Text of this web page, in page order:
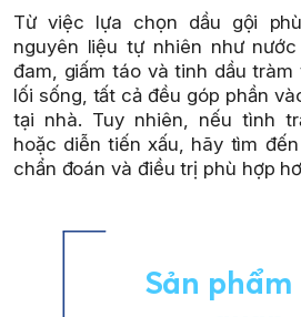
Từ việc lựa chọn dầu gội
nguyên liệu tự nhiên như
đam, giấm táo và tinh dầu
lối sống, tất cả đều góp phần
tại nhà. Tuy nhiên, nếu tình
hoặc diễn tiến xấu, hãy tìm
chẩn đoán và điều trị phù hợp
Sản phẩm